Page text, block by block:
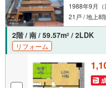
1988年9月（
21戸 / 地上8
2階 / 南 / 59.57m2 / 2LDK
リフォーム